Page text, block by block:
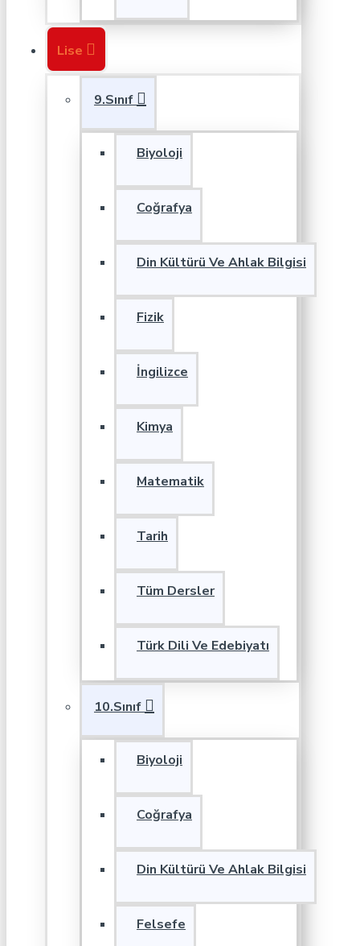
Lise
9.Sınıf
Biyoloji
Coğrafya
Din Kültürü Ve Ahlak Bilgisi
Fizik
İngilizce
Kimya
Matematik
Tarih
Tüm Dersler
Türk Dili Ve Edebiyatı
10.Sınıf
Biyoloji
Coğrafya
Din Kültürü Ve Ahlak Bilgisi
Felsefe